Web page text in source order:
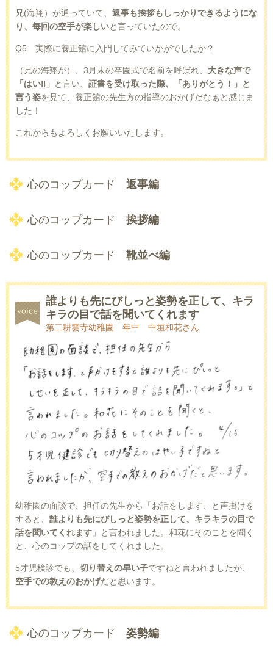
兄(海翔）が通っていて、 返事も挨拶もしっかりできるようにな
り、毎回の空手が楽しいと言っていたので。
Q5 実際に養正館に入門してみていかがでしたか？
（兄の海翔が）、3月末の卒園式で名前を呼ばれ、 大きな声で
「はい‼」 と言い、 証書を受け取った際、「ありがとう！」と
言う姿を見て、養正館の先生方の指導のおかげだなぁと感じま
した！
これからもよろしくお願いいたします。
心のコップカード 返事編
心のコップカード 挨拶編
心のコップカード 靴並べ編
誰よりも先にびしっと姿勢を正して、キラ
キラの目で話を聞いてくれます
第二耕雲寺幼稚園 年中 中垣和花さん
幼稚園の面談で、担任の先生から「お話をします、と声掛けを
すると、 誰よりも先にびしっと姿勢を正して、キラキラの目で
話を聞いてくれます 」と言われました。和花にそのことを聞く
と、心のコップの話をしてくれました。
5才児検診でも、 切り替えの早い子ですねと言われましたが、
空手での教えのおかげだと思います。
心のコップカード 姿勢編